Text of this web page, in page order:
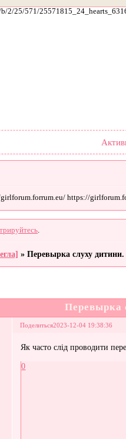
2/25/571/
https://
»Перевырка слуху дитини.
Перевырка
Поделиться2023-12-04 19:38:36
Як часто слід проводити
0